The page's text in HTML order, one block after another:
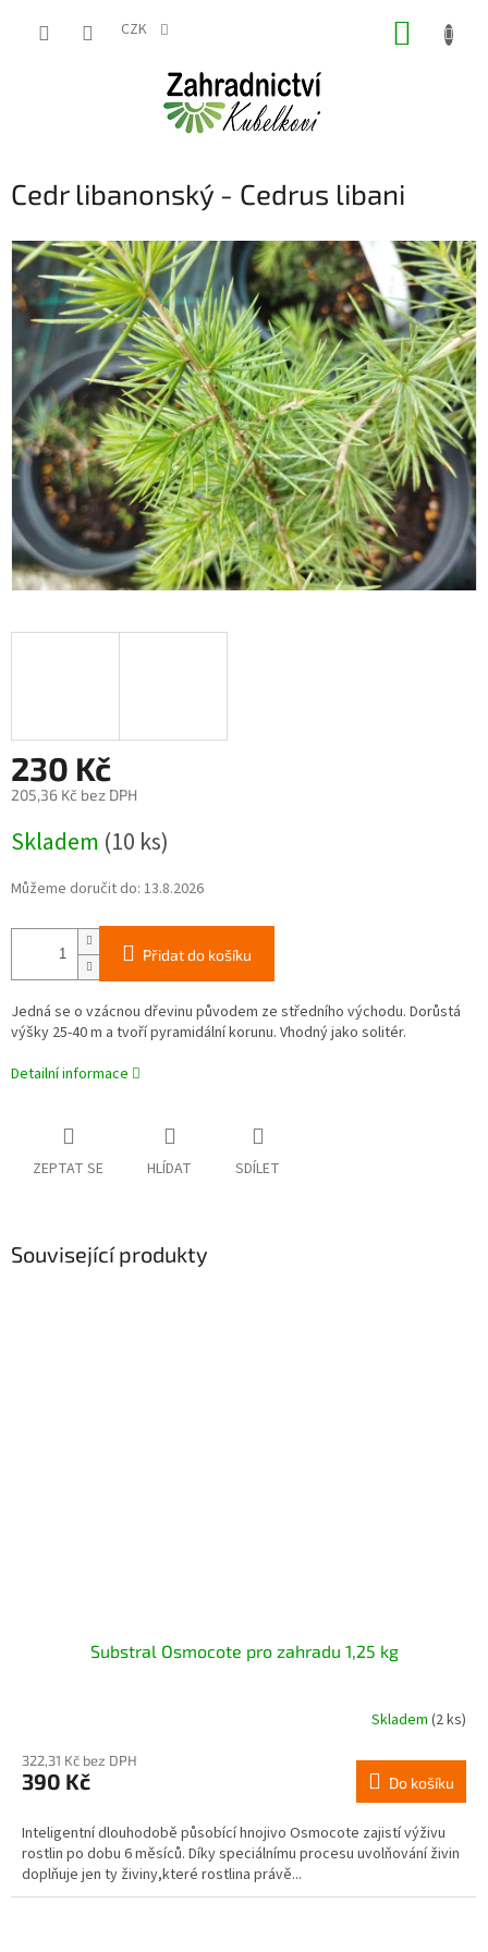
CZK
Cedr libanonský - Cedrus libani
230 Kč
205,36 Kč bez DPH
cena:
Skladem (10 ks)
Můžeme doručit do: 13.8.2026
Přidat do košíku
Jedná se o vzácnou dřevinu původem ze středního východu. Dorůstá
výšky 25-40 m a tvoří pyramidální korunu. Vhodný jako solitér.
Detailní informace
ZEPTAT SE HLÍDAT SDÍLET
Související produkty
Substral Osmocote pro zahradu 1,25 kg
Skladem (2 ks)
322,31 Kč bez DPH
390 Kč Do košíku
Inteligentní dlouhodobě působící hnojivo Osmocote zajistí výživu
rostlin po dobu 6 měsíců. Díky speciálnímu procesu uvolňování živin
doplňuje jen ty živiny,které rostlina právě...